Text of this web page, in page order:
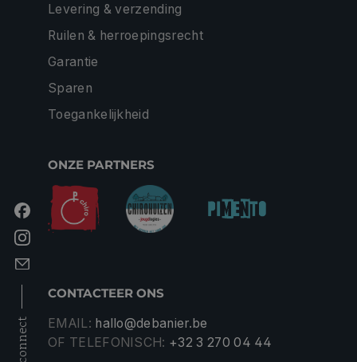
connect
Levering & verzending
Ruilen & herroepingsrecht
Garantie
Sparen
Toegankelijkheid
ONZE PARTNERS
CONTACTEER ONS
EMAIL: hallo@debanier.be
OF TELEFONISCH: +32 3 270 04 44